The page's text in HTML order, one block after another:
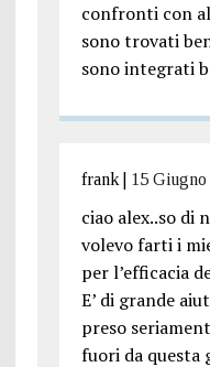
confronti con
sono trovati
sono integrati
frank| 15 Giugno
ciao alex..so di
volevo farti i
per l’efficacia
E’ di grande
preso
fuori da questa